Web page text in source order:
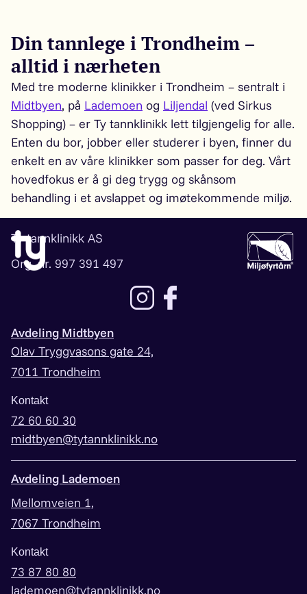
Din tannlege i Trondheim –
alltid i nærheten
Med tre moderne klinikker i Trondheim – sentralt i
Midtbyen, på Lademoen og Liljendal (ved Sirkus
Shopping) – er Ty tannklinikk lett tilgjengelig for alle.
Enten du bor, jobber eller studerer i byen, finner du
enkelt en av våre klinikker som passer for deg. Vårt
hovedfokus er å gi deg trygg og skånsom
behandling i et avslappet og imøtekommende miljø.
Ty tannklinikk AS
Org. nr. 997 391 497
Lenke til instagram
Lenke til facebook
Avdeling Midtbyen
Olav Tryggvasons gate 24,
7011 Trondheim
Kontakt
72 60 60 30
midtbyen@tytannklinikk.no
Avdeling Lademoen
Mellomveien 1,
7067 Trondheim
Kontakt
73 87 80 80
lademoen@tytannklinikk.no